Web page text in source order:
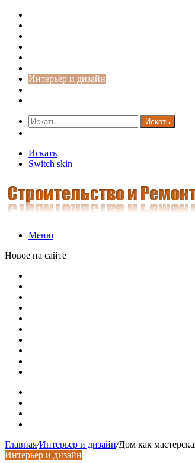
Интерьер и дизайн
Искать
Искать
Switch skin
Меню
Новое на сайте
Главная/Интерьер и дизайн/Дом как
Интерьер и дизайн